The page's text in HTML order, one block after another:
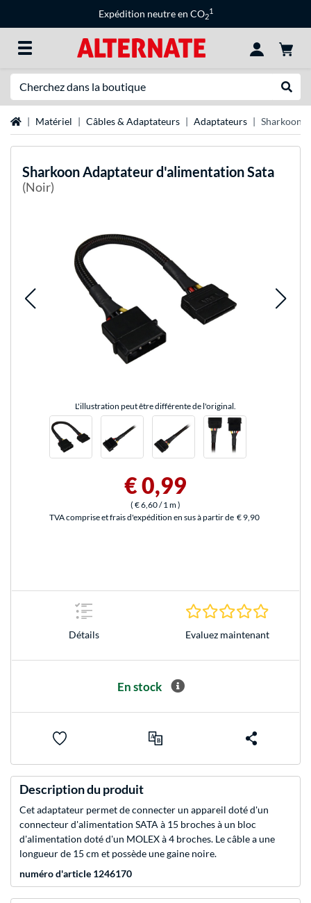
Expédition neutre en CO2
1
Page d'accueil
Matériel Câbles & Adaptateurs Adaptateurs Sharkoon
SharkoonAdaptateur d'alimentation Sata
(Noir)
L'illustration peut être différente de l'original.
€ 0,99
( € 6,60/ 1 m)
TVA comprise et frais d'expédition en sus à partir de € 9,90
Détails Evaluez maintenant
En stock
Description du produit
Cet adaptateur permet de connecter un appareil doté d'un
connecteur d'alimentation SATA à 15 broches à un bloc
d'alimentation doté d'un MOLEX à 4 broches. Le câble a une
longueur de 15 cm et possède une gaine noire.
numéro d'article 1246170